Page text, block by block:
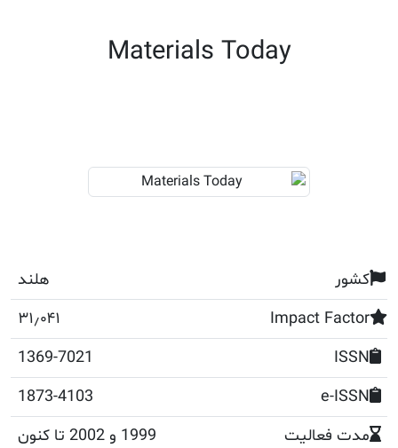
Materials Today
Impact
1369-7021
1873-4103